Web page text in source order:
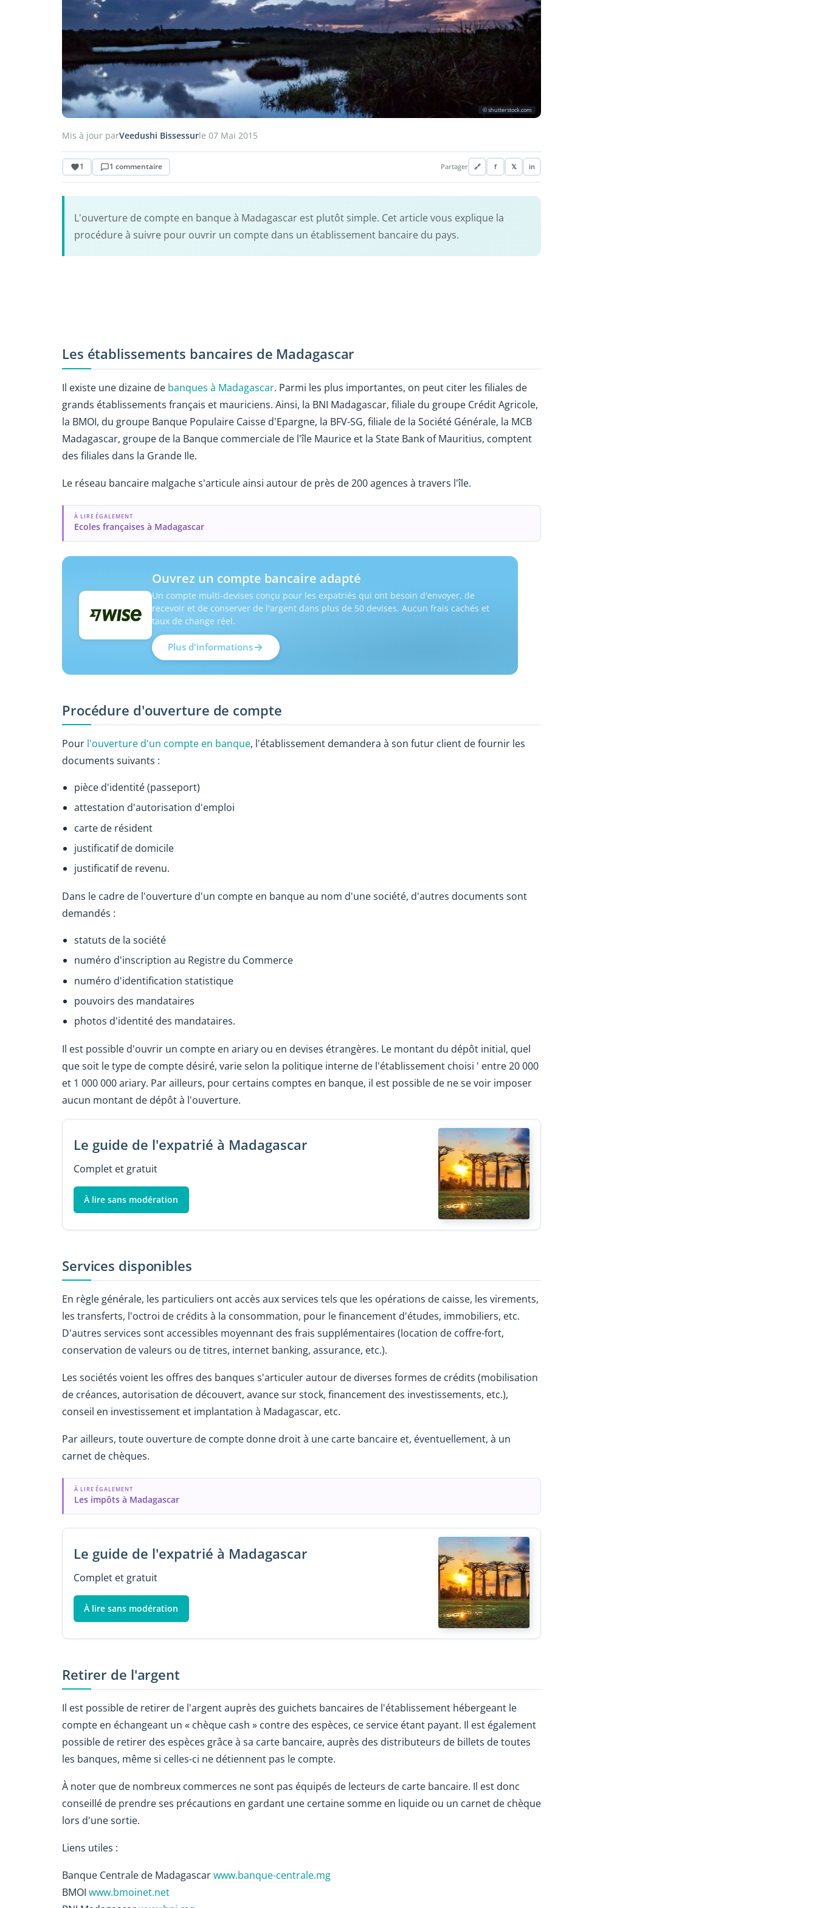
© shutterstock.com
Mis à jour parVeedushi Bissessurle 07 Mai 2015
1 1 commentaire Partager 🔗 f 𝕏 in
L'ouverture de compte en banque à Madagascar est plutôt simple. Cet article vous explique la
procédure à suivre pour ouvrir un compte dans un établissement bancaire du pays.
Les établissements bancaires de Madagascar
Il existe une dizaine de banques à Madagascar. Parmi les plus importantes, on peut citer les filiales de
grands établissements français et mauriciens. Ainsi, la BNI Madagascar, filiale du groupe Crédit Agricole,
la BMOI, du groupe Banque Populaire Caisse d'Epargne, la BFV-SG, filiale de la Société Générale, la MCB
Madagascar, groupe de la Banque commerciale de l'île Maurice et la State Bank of Mauritius, comptent
des filiales dans la Grande Ile.
Le réseau bancaire malgache s'articule ainsi autour de près de 200 agences à travers l'île.
À LIRE ÉGALEMENT
Ecoles françaises à Madagascar
Ouvrez un compte bancaire adapté
Un compte multi-devises conçu pour les expatriés qui ont besoin d'envoyer, de
recevoir et de conserver de l'argent dans plus de 50 devises. Aucun frais cachés et
taux de change réel.
Plus d'informations
Procédure d'ouverture de compte
Pour l'ouverture d'un compte en banque, l'établissement demandera à son futur client de fournir les
documents suivants :
pièce d'identité (passeport)
attestation d'autorisation d'emploi
carte de résident
justificatif de domicile
justificatif de revenu.
Dans le cadre de l'ouverture d'un compte en banque au nom d'une société, d'autres documents sont
demandés :
statuts de la société
numéro d'inscription au Registre du Commerce
numéro d'identification statistique
pouvoirs des mandataires
photos d'identité des mandataires.
Il est possible d'ouvrir un compte en ariary ou en devises étrangères. Le montant du dépôt initial, quel
que soit le type de compte désiré, varie selon la politique interne de l'établissement choisi ' entre 20 000
et 1 000 000 ariary. Par ailleurs, pour certains comptes en banque, il est possible de ne se voir imposer
aucun montant de dépôt à l'ouverture.
Le guide de l'expatrié à Madagascar
Complet et gratuit
À lire sans modération
Services disponibles
En règle générale, les particuliers ont accès aux services tels que les opérations de caisse, les virements,
les transferts, l'octroi de crédits à la consommation, pour le financement d'études, immobiliers, etc.
D'autres services sont accessibles moyennant des frais supplémentaires (location de coffre-fort,
conservation de valeurs ou de titres, internet banking, assurance, etc.).
Les sociétés voient les offres des banques s'articuler autour de diverses formes de crédits (mobilisation
de créances, autorisation de découvert, avance sur stock, financement des investissements, etc.),
conseil en investissement et implantation à Madagascar, etc.
Par ailleurs, toute ouverture de compte donne droit à une carte bancaire et, éventuellement, à un
carnet de chèques.
À LIRE ÉGALEMENT
Les impôts à Madagascar
Le guide de l'expatrié à Madagascar
Complet et gratuit
À lire sans modération
Retirer de l'argent
Il est possible de retirer de l'argent auprès des guichets bancaires de l'établissement hébergeant le
compte en échangeant un « chèque cash » contre des espèces, ce service étant payant. Il est également
possible de retirer des espèces grâce à sa carte bancaire, auprès des distributeurs de billets de toutes
les banques, même si celles-ci ne détiennent pas le compte.
À noter que de nombreux commerces ne sont pas équipés de lecteurs de carte bancaire. Il est donc
conseillé de prendre ses précautions en gardant une certaine somme en liquide ou un carnet de chèque
lors d'une sortie.
Liens utiles :
Banque Centrale de Madagascarwww.banque-centrale.mg
BMOI www.bmoinet.net